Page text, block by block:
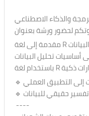
تحليل البيانات
إلى التطبيق العملي
حقيقي للبيانات
----